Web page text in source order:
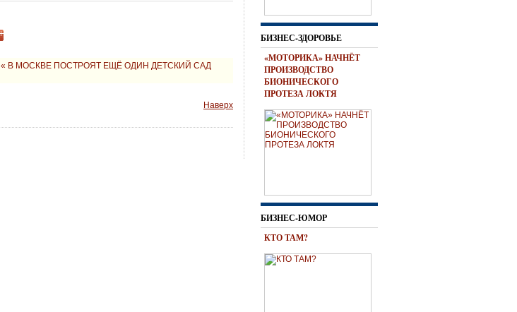
« В МОСКВЕ ПОСТРОЯТ ЕЩЁ ОДИН ДЕТСКИЙ САД
Наверх
БИЗНЕС-ЗДОРОВЬЕ
«МОТОРИКА» НАЧНЁТ
ПРОИЗВОДСТВО
БИОНИЧЕСКОГО
ПРОТЕЗА ЛОКТЯ
БИЗНЕС-ЮМОР
КТО ТАМ?